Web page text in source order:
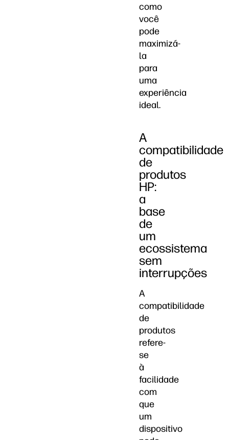
como
você
pode
maximizá-
la
para
uma
experiência
ideal.
A
compatibilidade
de
produtos
HP:
a
base
de
um
ecossistema
sem
interrupções
A
compatibilidade
de
produtos
refere-
se
à
facilidade
com
que
um
dispositivo